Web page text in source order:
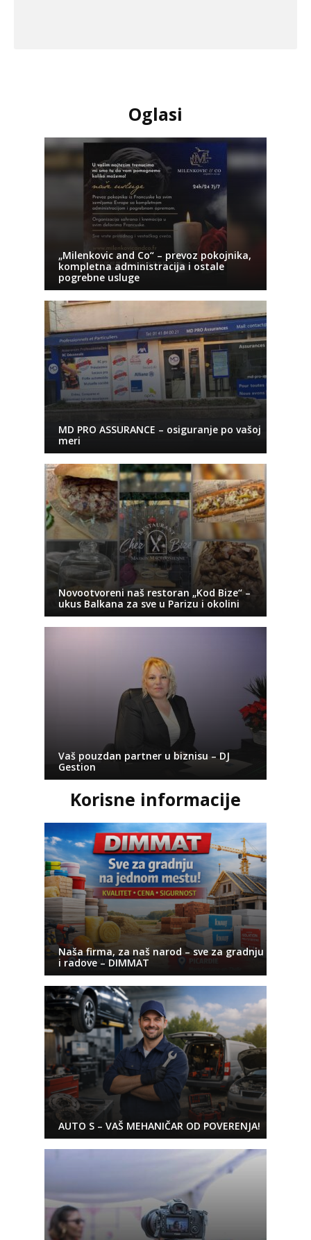
Oglasi
„Milenkovic and Co“ – prevoz pokojnika,
kompletna administracija i ostale
pogrebne usluge
MD PRO ASSURANCE – osiguranje po vašoj
meri
Novootvoreni naš restoran „Kod Bize“ –
ukus Balkana za sve u Parizu i okolini
Vaš pouzdan partner u biznisu – DJ
Gestion
Korisne informacije
Naša firma, za naš narod – sve za gradnju
i radove – DIMMAT
AUTO S – VAŠ MEHANIČAR OD POVERENJA!